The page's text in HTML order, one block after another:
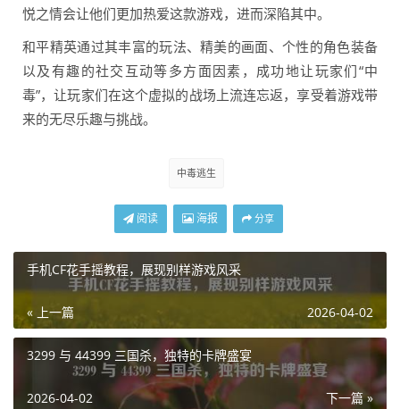
悦之情会让他们更加热爱这款游戏，进而深陷其中。
和平精英通过其丰富的玩法、精美的画面、个性的角色装备
以及有趣的社交互动等多方面因素，成功地让玩家们“中
毒”，让玩家们在这个虚拟的战场上流连忘返，享受着游戏带
来的无尽乐趣与挑战。
中毒逃生
阅读 海报 分享
手机CF花手摇教程，展现别样游戏风采
« 上一篇 2026-04-02
3299 与 44399 三国杀，独特的卡牌盛宴
下一篇 »
2026-04-02